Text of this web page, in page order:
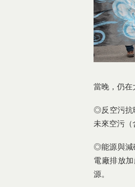
當晚，仍在
◎反空污抗
未來空污（
◎能源與減
電廠排放
源。